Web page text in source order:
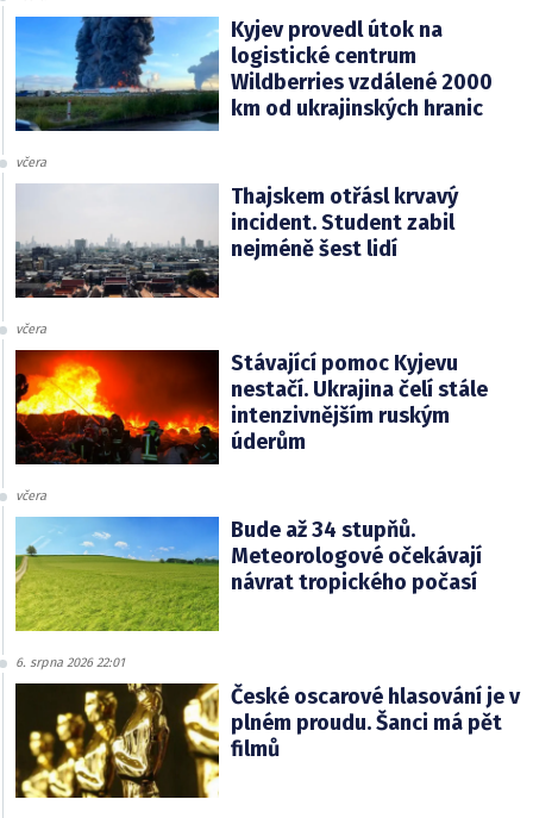
Kyjev provedl útok na
logistické centrum
Wildberries vzdálené 2000
km od ukrajinských hranic
včera
Thajskem otřásl krvavý
incident. Student zabil
nejméně šest lidí
včera
Stávající pomoc Kyjevu
nestačí. Ukrajina čelí stále
intenzivnějším ruským
úderům
včera
Bude až 34 stupňů.
Meteorologové očekávají
návrat tropického počasí
6. srpna 2026 22:01
České oscarové hlasování je v
plném proudu. Šanci má pět
filmů